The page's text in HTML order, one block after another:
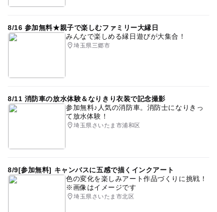
8/16 参加無料★親子で楽しむファミリー大縁日
みんなで楽しめる縁日遊びが大集合！
埼玉県三郷市
8/11 消防車の放水体験＆なりきり衣装で記念撮影
参加無料♪人気の消防車。消防士になりきっ
て放水体験！
埼玉県さいたま市浦和区
8/9[参加無料] キャンバスに五感で描くインクアート
色の変化を楽しみアート作品づくりに挑戦！
※画像はイメージです
埼玉県さいたま市北区